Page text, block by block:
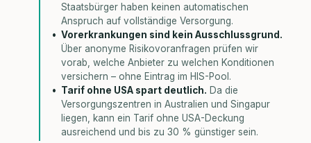
Staatsbürger haben keinen automatischen
Anspruch auf vollständige Versorgung.
Vorerkrankungen sind kein Ausschlussgrund.
Über anonyme Risikovoranfragen prüfen wir
vorab, welche Anbieter zu welchen Konditionen
versichern – ohne Eintrag im HIS-Pool.
Tarif ohne USA spart deutlich. Da die
Versorgungszentren in Australien und Singapur
liegen, kann ein Tarif ohne USA-Deckung
ausreichend und bis zu 30 % günstiger sein.